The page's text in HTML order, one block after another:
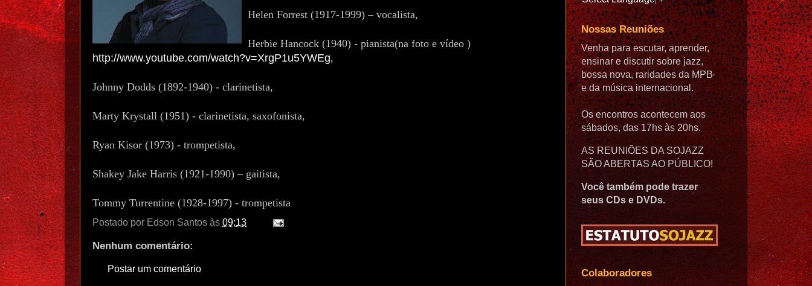
Helen Forrest (1917-1999) – vocalista,
Herbie Hancock (1940) - pianista(na foto e vídeo )
http://www.youtube.com/watch?v=XrgP1u5YWEg,
Johnny Dodds (1892-1940) - clarinetista,
Marty Krystall (1951) - clarinetista, saxofonista,
Ryan Kisor (1973) - trompetista,
Shakey Jake Harris (1921-1990) – gaitista,
Tommy Turrentine (1928-1997) - trompetista
Postado por Edson Santos às 09:13
Nenhum comentário:
Postar um comentário
Nossas Reuniões
Venha para escutar, aprender,
ensinar e discutir sobre jazz,
bossa nova, raridades da MPB
e da música internacional.
Os encontros acontecem aos
sábados, das 17hs às 20hs.
AS REUNIÕES DA SOJAZZ
SÃO ABERTAS AO PÚBLICO!
Você também pode trazer
seus CDs e DVDs.
Colaboradores